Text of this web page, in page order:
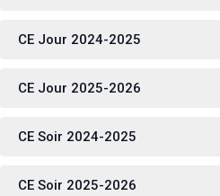
CE Jour 2024-2025
CE Jour 2025-2026
CE Soir 2024-2025
CE Soir 2025-2026